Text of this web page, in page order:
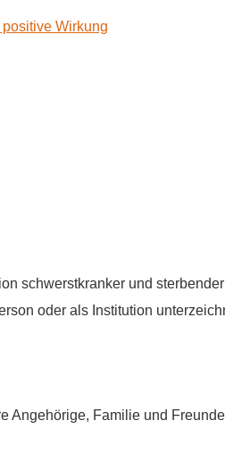
Wirkung
schwerstkranker und
oder als Institution
Familie und